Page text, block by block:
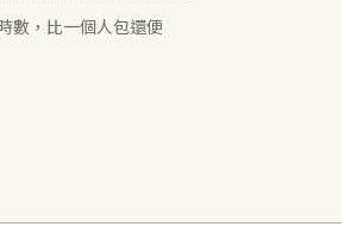
數，比一個人包還便